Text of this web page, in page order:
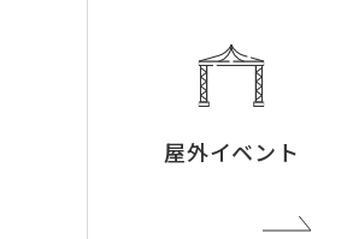
屋外イベント